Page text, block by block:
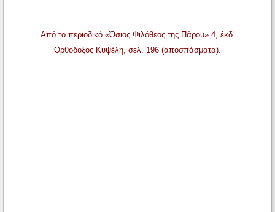
Από το περιοδικό «Όσιος Φιλόθεος της Πάρου» 4, έκδ.
Ορθόδοξος Κυψέλη, σελ. 196 (αποσπάσματα).